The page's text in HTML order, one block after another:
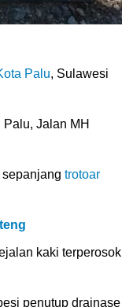
Palu, Sulawesi
Jalan MH
trotoar
kaki terperosok
penutup drainase